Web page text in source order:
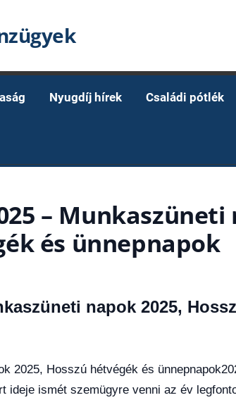
Nyugdíj hírek Családi pótlék
– Munkaszüneti
és ünnepnapok
napok 2025,
2025, Hosszú hétvégék és
ideje ismét szemügyre venni az év